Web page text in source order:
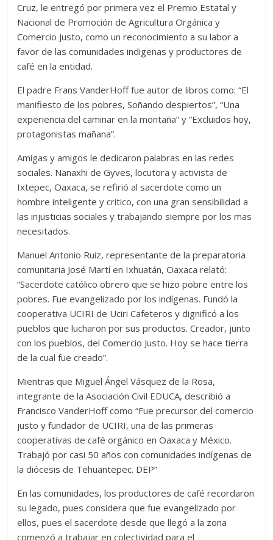
Cruz, le entregó por primera vez el Premio Estatal y
Nacional de Promoción de Agricultura Orgánica y
Comercio Justo, como un reconocimiento a su labor a
favor de las comunidades indigenas y productores de
café en la entidad.
El padre Frans VanderHoff fue autor de libros como: “El
manifiesto de los pobres, Soñando despiertos”, “Una
experiencia del caminar en la montaña” y “Excluidos hoy,
protagonistas mañana”.
Amigas y amigos le dedicaron palabras en las redes
sociales. Nanaxhi de Gyves, locutora y activista de
Ixtepec, Oaxaca, se refirió al sacerdote como un
hombre inteligente y critico, con una gran sensibilidad a
las injusticias sociales y trabajando siempre por los mas
necesitados.
Manuel Antonio Ruiz, representante de la preparatoria
comunitaria José Martí en Ixhuatán, Oaxaca relató:
“Sacerdote católico obrero que se hizo pobre entre los
pobres. Fue evangelizado por los indígenas. Fundó la
cooperativa UCIRI de Uciri Cafeteros y dignificó a los
pueblos que lucharon por sus productos. Creador, junto
con los pueblos, del Comercio Justo. Hoy se hace tierra
de la cual fue creado”.
Mientras que Miguel Ángel Vásquez de la Rosa,
integrante de la Asociación Civil EDUCA, describió a
Francisco VanderHoff como “Fue precursor del comercio
justo y fundador de UCIRI, una de las primeras
cooperativas de café orgánico en Oaxaca y México.
Trabajó por casi 50 años con comunidades indígenas de
la diócesis de Tehuantepec. DEP”
En las comunidades, los productores de café recordaron
su legado, pues considera que fue evangelizado por
ellos, pues el sacerdote desde que llegó a la zona
comenzó a trabajar en colectividad para el